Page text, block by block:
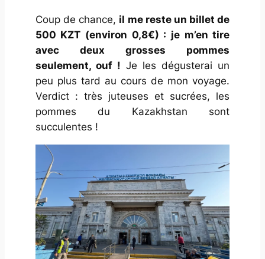
Coup de chance, il me reste un billet de
500 KZT (environ 0,8€) : je m’en tire
avec deux grosses pommes
seulement, ouf ! Je les dégusterai un
peu plus tard au cours de mon voyage.
Verdict : très juteuses et sucrées, les
pommes du Kazakhstan sont
succulentes !